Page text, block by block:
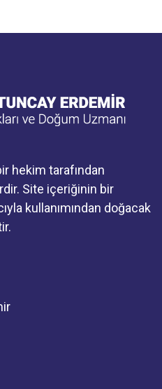
hekim tarafından
Site içeriğinin bir
kullanımından doğacak